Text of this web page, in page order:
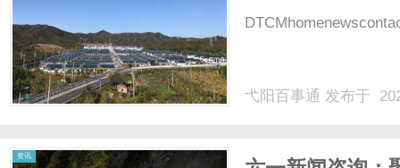
弋阳百事通 发布于
资讯